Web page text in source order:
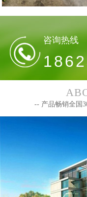
咨询热线
-- 产品畅销全国